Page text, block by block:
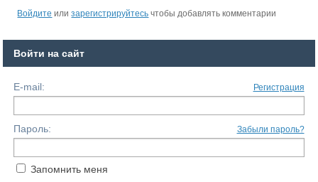
Войдите илизарегистрируйтесь чтобы добавлять комментарии
Войти на сайт
E-mail: Регистрация
Пароль: Забыли пароль?
Запомнить меня